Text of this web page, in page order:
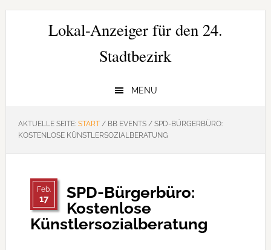
Zur
Hauptnavigation
Zum
Zur
SeitenspalteLokal-Anzeiger für den 24.
Stadtbezirk
MENU
AKTUELLE SEITE: START /BB EVENTS /SPD-BÜRGERBÜRO:
KOSTENLOSE KÜNSTLERSOZIALBERATUNG
Feb.
17
SPD-Bürgerbüro:
Kostenlose
Künstlersozialberatung